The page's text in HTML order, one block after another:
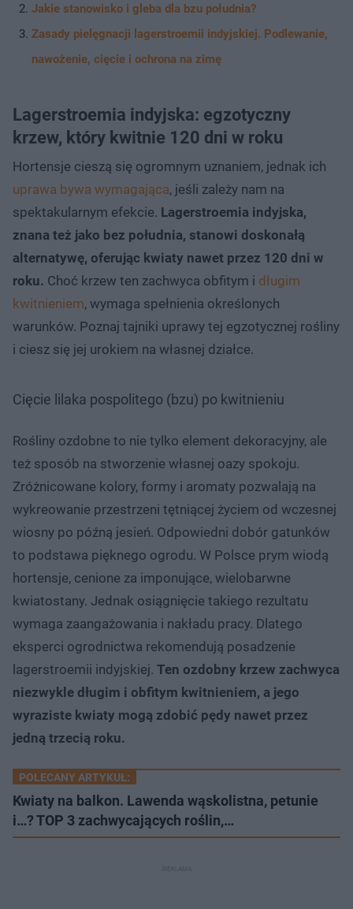
Jakie stanowisko i gleba dla bzu południa?
Zasady pielęgnacji lagerstroemii indyjskiej. Podlewanie,
nawożenie, cięcie i ochrona na zimę
Lagerstroemia indyjska: egzotyczny
krzew, który kwitnie 120 dni w roku
Hortensje cieszą się ogromnym uznaniem, jednak ich
uprawa bywa wymagająca, jeśli zależy nam na
spektakularnym efekcie. Lagerstroemia indyjska,
znana też jako bez południa, stanowi doskonałą
alternatywę, oferując kwiaty nawet przez 120 dni w
roku. Choć krzew ten zachwyca obfitym i długim
kwitnieniem, wymaga spełnienia określonych
warunków. Poznaj tajniki uprawy tej egzotycznej rośliny
i ciesz się jej urokiem na własnej działce.
Cięcie lilaka pospolitego (bzu) po kwitnieniu
Rośliny ozdobne to nie tylko element dekoracyjny, ale
też sposób na stworzenie własnej oazy spokoju.
Zróżnicowane kolory, formy i aromaty pozwalają na
wykreowanie przestrzeni tętniącej życiem od wczesnej
wiosny po późną jesień. Odpowiedni dobór gatunków
to podstawa pięknego ogrodu. W Polsce prym wiodą
hortensje, cenione za imponujące, wielobarwne
kwiatostany. Jednak osiągnięcie takiego rezultatu
wymaga zaangażowania i nakładu pracy. Dlatego
eksperci ogrodnictwa rekomendują posadzenie
lagerstroemii indyjskiej. Ten ozdobny krzew zachwyca
niezwykle długim i obfitym kwitnieniem, a jego
wyraziste kwiaty mogą zdobić pędy nawet przez
jedną trzecią roku.
POLECANY ARTYKUŁ:
Kwiaty na balkon. Lawenda wąskolistna, petunie
i…? TOP 3 zachwycających roślin,…